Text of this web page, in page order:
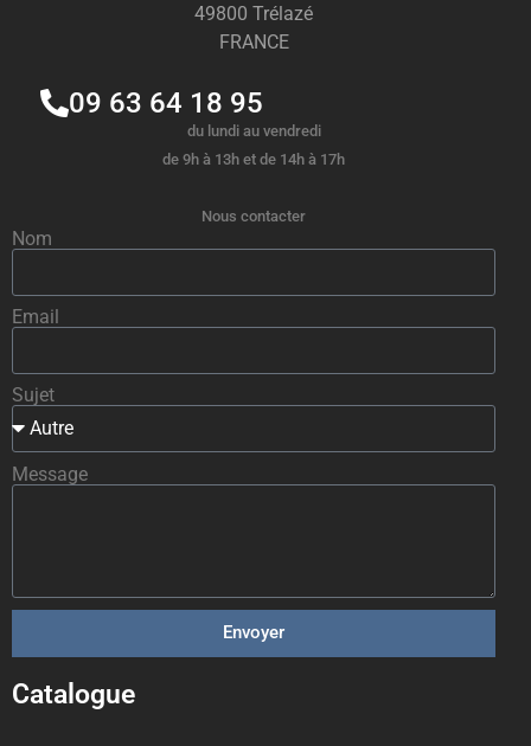
49800 Trélazé
FRANCE
09 63 64 18 95
du lundi au vendredi
de 9h à 13h et de 14h à 17h
Nous contacter
Nom
Email
Sujet
Message
Envoyer
Catalogue